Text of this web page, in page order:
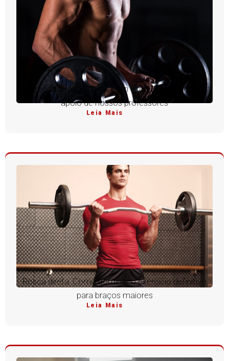
Aprenda a rosca direta com execução perfeita e
apoio de nossos professores
Leia Mais
Rosca direta: Como dominar o exercício definitivo
para braços maiores
Leia Mais